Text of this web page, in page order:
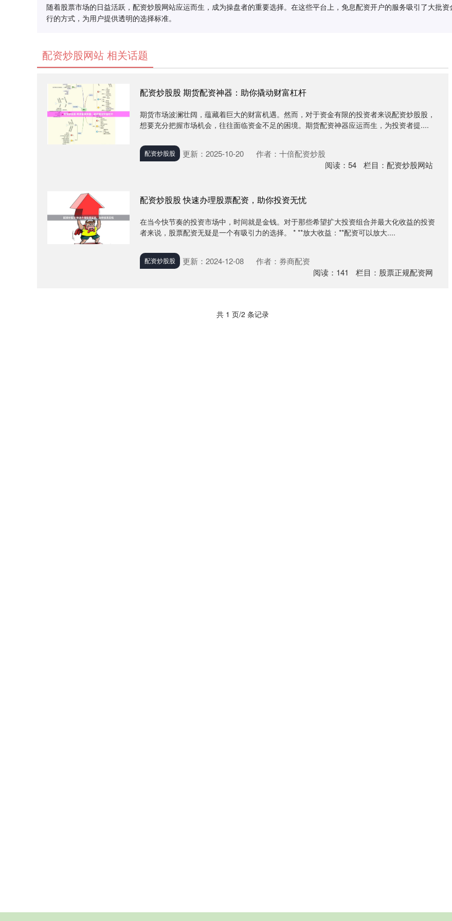
随着股票市场的日益活跃，配资炒股网站应运而生，成为操盘者的重要选择。在这些平台上，免息配资开户的服务吸引了大批
行的方式，为用户提供透明的选择标准。
配资炒股网站 相关话题
配资炒股股 期货配资神器：助你撬动财富杠杆
期货市场波澜壮阔，蕴藏着巨大的财富机遇。然而，对于资金有限的投资者来说配资炒股股，
想要充分把握市场机会，往往面临资金不足的困境。期货配资神器应运而生，为投资者提....
配资炒股股 更新：2025-10-20
作者：十倍配资炒股
阅读： 54 栏目： 配资炒股网站
配资炒股股 快速办理股票配资，助你投资无忧
在当今快节奏的投资市场中，时间就是金钱。对于那些希望扩大投资组合并最大化收益的投资
者来说，股票配资无疑是一个有吸引力的选择。 * **放大收益：**配资可以放大....
配资炒股股 更新：2024-12-08
作者：券商配资
阅读： 141 栏目： 股票正规配资网
共 1 页/2 条记录